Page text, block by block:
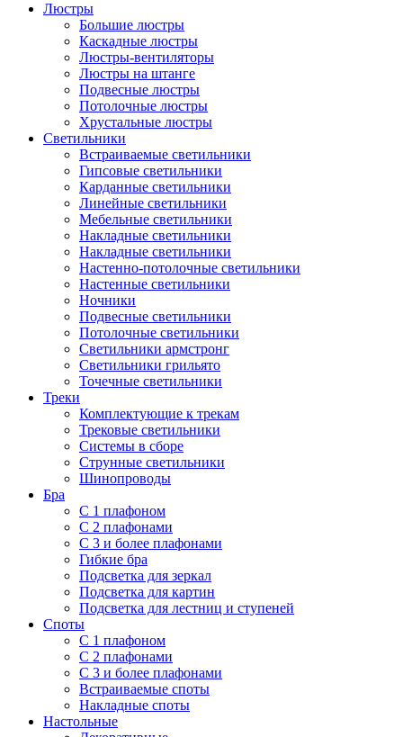
Люстры
Большие люстры
Каскадные люстры
Люстры-вентиляторы
Люстры на штанге
Подвесные люстры
Потолочные люстры
Хрустальные люстры
Светильники
Встраиваемые светильники
Гипсовые светильники
Карданные светильники
Линейные светильники
Мебельные светильники
Накладные светильники
Накладные светильники
Настенно-потолочные светильники
Настенные светильники
Ночники
Подвесные светильники
Потолочные светильники
Светильники армстронг
Светильники грильято
Точечные светильники
Треки
Комплектующие к трекам
Трековые светильники
Системы в сборе
Струнные светильники
Шинопроводы
Бра
С 1 плафоном
С 2 плафонами
С 3 и более плафонами
Гибкие бра
Подсветка для зеркал
Подсветка для картин
Подсветка для лестниц и ступеней
Споты
С 1 плафоном
С 2 плафонами
С 3 и более плафонами
Встраиваемые споты
Накладные споты
Настольные